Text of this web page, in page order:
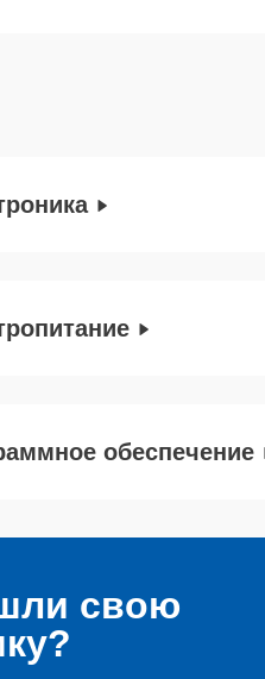
обеспечение
свою